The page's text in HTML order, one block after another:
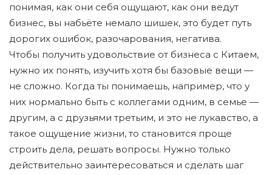
понимая, как они себя ощущают, как они ведут
бизнес, вы набьёте немало шишек, это будет путь
дорогих ошибок, разочарования, негатива.
Чтобы получить удовольствие от бизнеса с Китаем,
нужно их понять, изучить хотя бы базовые вещи —
не сложно. Когда ты понимаешь, например, что у
них нормально быть с коллегами одним, в семье —
другим, а с друзьями третьим, и это не лукавство, а
такое ощущение жизни, то становится проще
строить дела, решать вопросы. Нужно только
действительно заинтересоваться и сделать шаг